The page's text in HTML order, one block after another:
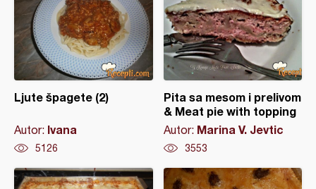
Ljute špagete (2)
Autor: Ivana
5126
Pita sa mesom i prelivom
& Meat pie with topping
Autor: Marina V. Jevtic
3553